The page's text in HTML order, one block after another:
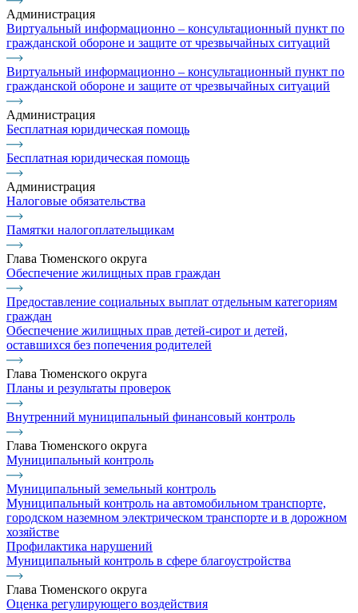
Администрация
Виртуальный информационно – консультационный пункт по
гражданской обороне и защите от чрезвычайных ситуаций
Виртуальный информационно – консультационный пункт по
гражданской обороне и защите от чрезвычайных ситуаций
Администрация
Бесплатная юридическая помощь
Бесплатная юридическая помощь
Администрация
Налоговые обязательства
Памятки налогоплательщикам
Глава Тюменского округа
Обеспечение жилищных прав граждан
Предоставление социальных выплат отдельным категориям
граждан
Обеспечение жилищных прав детей-сирот и детей,
оставшихся без попечения родителей
Глава Тюменского округа
Планы и результаты проверок
Внутренний муниципальный финансовый контроль
Глава Тюменского округа
Муниципальный контроль
Муниципальный земельный контроль
Муниципальный контроль на автомобильном транспорте,
городском наземном электрическом транспорте и в дорожном
хозяйстве
Профилактика нарушений
Муниципальный контроль в сфере благоустройства
Глава Тюменского округа
Оценка регулирующего воздействия